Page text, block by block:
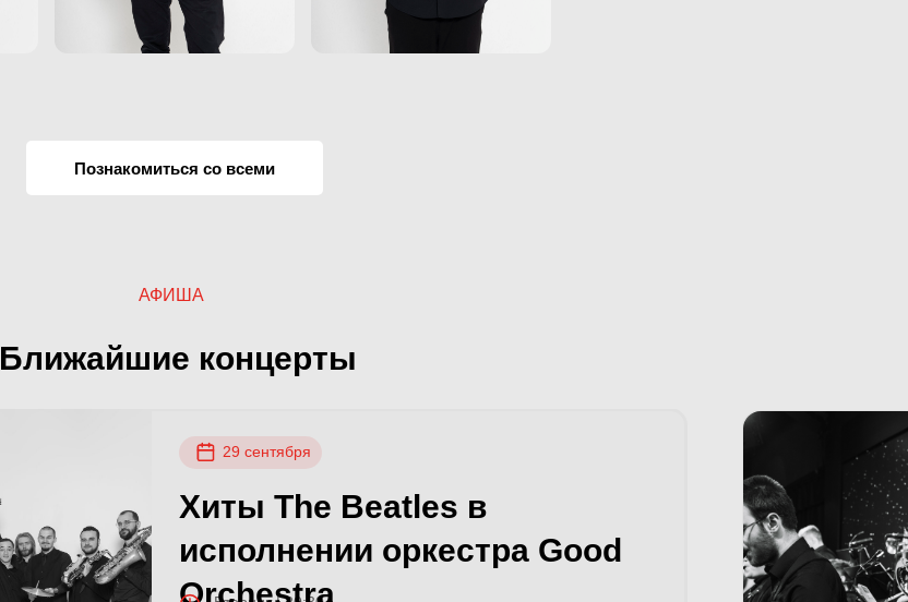
Познакомиться со всеми
Тромбоны
АФИША
Ближайшие концерты
Хиты The Beatles в
исполнении оркестра Good
Orchestra
29 сентября